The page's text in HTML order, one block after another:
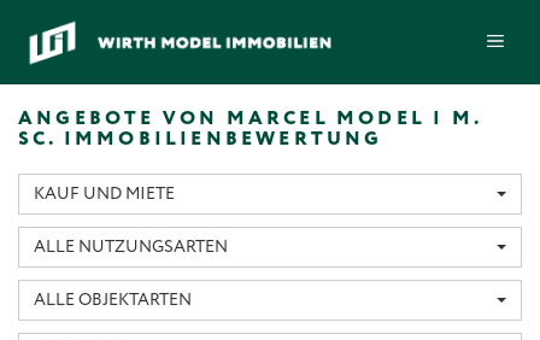
Inhalt
springen
ANGEBOTE VON MARCEL MODEL | M.
SC. IMMOBILIENBEWERTUNG
KAUF UND MIETE
ALLE NUTZUNGSARTEN
ALLE OBJEKTARTEN